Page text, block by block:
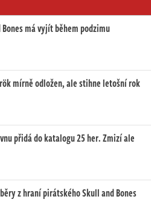
má vyjít během podzimu
mírně odložen, ale stihne letošní rok
přidá do katalogu 25 her. Zmizí ale
z hraní pirátského Skull and Bones